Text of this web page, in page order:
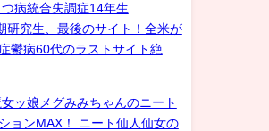
病統合失調症14年生
研究生、最後のサイト！全米が
鬱病60代のラストサイト絶
ッ娘メグみみちゃんのニート
ョンMAX！ ニート仙人仙女の